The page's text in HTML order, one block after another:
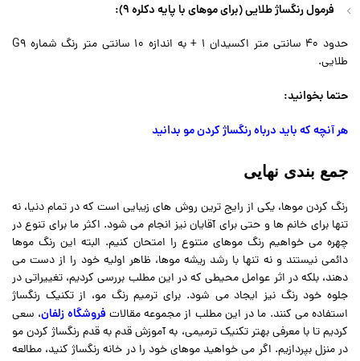
فرمول رنگساژ طلایی (برای موهای با پایه دکلره 9):
حدود 40 سانتی متر اکسیدان 1 + به اندازه 10 سانتی متر رنگ شماره G9
طلایی.
حتما بخوانید:
هر آنچه که باید درباه رنگساژ کردن مو بدانید
جمع بندی نهایی
رنگ کردن موها، یکی از رایج ترین روش های زیبایی است که در تمام دنیا، نه
تنها برای خانم ها و حتی برای آقایان نیز انجام می شود. اکثر ما برای تنوع در
چهره می خواهیم رنگ موهای متنوع را امتحان کنیم. البته این رنگ موها
دائمی نیستند و نه تنها با رشد ریشه موها، ظاهر اولیه خود را از دست می
دهند، بلکه در اثر عوامل محیطی که در این مطلب بررسی کردیم، تغییراتی در
جلوه خود رنگ نیز ایجاد می شود. برای ترمیم رنگ مو، از تکنیک رنگساژ
استفاده می کنند. ما در این مطلب از مجموعه مقالات فروشگاه زلفان، سعی
کردیم تا با معرفی بهتر تکنیک ترمیمی، به آموزش قدم به قدم رنگساژ کردن مو
در منزل بپردازیم. اگر می خواهید موهای خود را در خانه رنگساژ کنید، مطالعه